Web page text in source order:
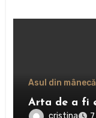
Asul din mânecă
Arta de a fi